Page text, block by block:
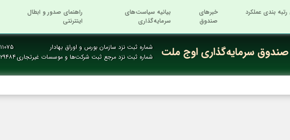
بندی عملکرد
خبرهای
صندوق
بیانیه سیاست‌های
سرمایه‌گذاری
راهنمای صدور و ابطال
اینترنتی
صندوق سرمایه‌گذاری اوج ملت شماره ثبت نزد سازمان بورس و اوراق بهادار
۱۱۰۷۵
شماره ثبت نزد مرجع ثبت شرکت‌ها و موسسات غیرتجاری۲۹۴۸۴